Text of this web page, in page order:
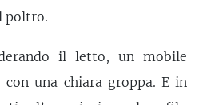
poltro.
il letto, un mobile
con una chiara groppa. E in